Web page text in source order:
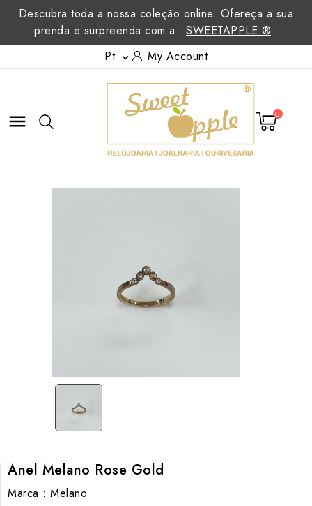
Descubra toda a nossa coleção online. Ofereça a sua
prenda e surpreenda com a
SWEETAPPLE ®
Pt  My Account
 0
Anel Melano Rose Gold
Marca : Melano